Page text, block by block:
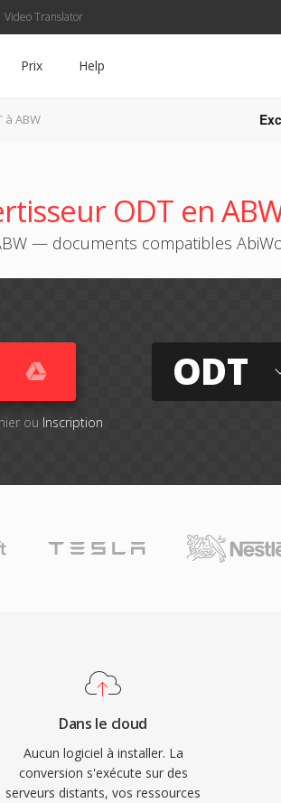
Video Translator
Prix Help
à ABW
ODT en
— documents compatibles
ou Inscription
ODT
Dans le cloud
Aucun logiciel à installer. La
conversion s'exécute sur des
serveurs distants, vos ressources